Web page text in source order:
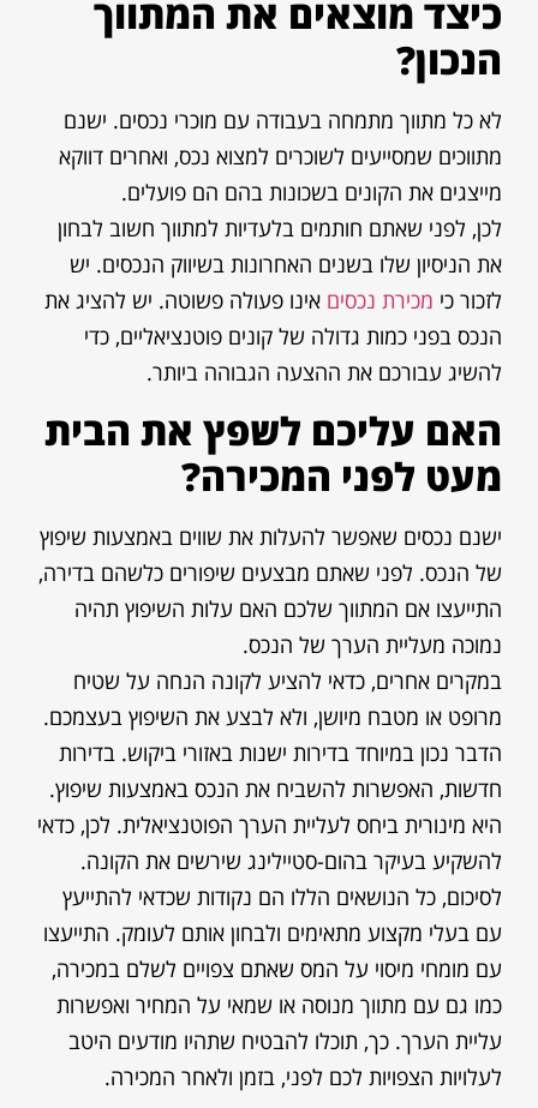
כיצד מוצאים את המתווך
הנכון?
לא כל מתווך מתמחה בעבודה עם מוכרי נכסים. ישנם
מתווכים שמסייעים לשוכרים למצוא נכס, ואחרים דווקא
מייצגים את הקונים בשכונות בהם הם פועלים.
לכן, לפני שאתם חותמים בלעדיות למתווך חשוב לבחון
את הניסיון שלו בשנים האחרונות בשיווק הנכסים. יש
לזכור כי מכירת נכסים אינו פעולה פשוטה. יש להציג את
הנכס בפני כמות גדולה של קונים פוטנציאליים, כדי
להשיג עבורכם את ההצעה הגבוהה ביותר.
האם עליכם לשפץ את הבית
מעט לפני המכירה?
ישנם נכסים שאפשר להעלות את שווים באמצעות שיפוץ
של הנכס. לפני שאתם מבצעים שיפורים כלשהם בדירה,
התייעצו אם המתווך שלכם האם עלות השיפוץ תהיה
נמוכה מעליית הערך של הנכס.
במקרים אחרים, כדאי להציע לקונה הנחה על שטיח
מרופט או מטבח מיושן, ולא לבצע את השיפוץ בעצמכם.
הדבר נכון במיוחד בדירות ישנות באזורי ביקוש. בדירות
חדשות, האפשרות להשביח את הנכס באמצעות שיפוץ.
היא מינורית ביחס לעליית הערך הפוטנציאלית. לכן, כדאי
להשקיע בעיקר בהום-סטיילינג שירשים את הקונה.
לסיכום, כל הנושאים הללו הם נקודות שכדאי להתייעץ
עם בעלי מקצוע מתאימים ולבחון אותם לעומק. התייעצו
עם מומחי מיסוי על המס שאתם צפויים לשלם במכירה,
כמו גם עם מתווך מנוסה או שמאי על המחיר ואפשרות
עליית הערך. כך, תוכלו להבטיח שתהיו מודעים היטב
לעלויות הצפויות לכם לפני, בזמן ולאחר המכירה.